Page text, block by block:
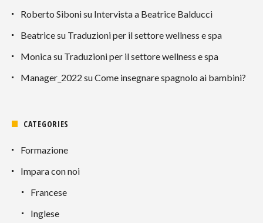
Roberto Sibonisu Intervista a Beatrice Balducci
Beatricesu Traduzioni per il settore wellness e spa
Monicasu Traduzioni per il settore wellness e spa
Manager_2022 suCome insegnare spagnolo ai bambini?
CATEGORIES
Formazione
Impara con noi
Francese
Inglese